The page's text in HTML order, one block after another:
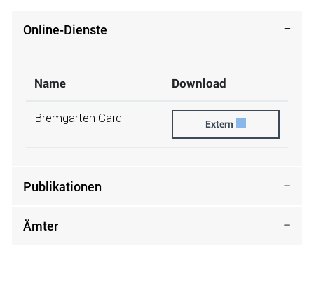
Online-Dienste
Name Download
Bremgarten Card Bremgarten Card
Extern
Publikationen
Ämter